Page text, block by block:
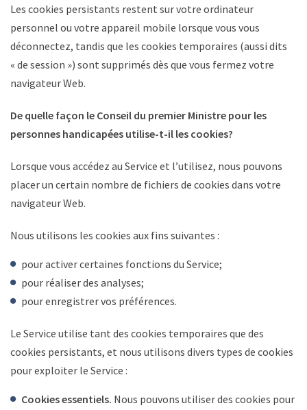
Les cookies persistants restent sur votre ordinateur
personnel ou votre appareil mobile lorsque vous vous
déconnectez, tandis que les cookies temporaires (aussi dits
« de session ») sont supprimés dès que vous fermez votre
navigateur Web.
De quelle façon le Conseil du premier Ministre pour les
personnes handicapées utilise-t-il les cookies?
Lorsque vous accédez au Service et l’utilisez, nous pouvons
placer un certain nombre de fichiers de cookies dans votre
navigateur Web.
Nous utilisons les cookies aux fins suivantes :
pour activer certaines fonctions du Service;
pour réaliser des analyses;
pour enregistrer vos préférences.
Le Service utilise tant des cookies temporaires que des
cookies persistants, et nous utilisons divers types de cookies
pour exploiter le Service :
Cookies essentiels. Nous pouvons utiliser des cookies pour